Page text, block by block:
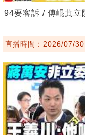
94要客訴 / 傅崐萁立
直播時間：2026/07/